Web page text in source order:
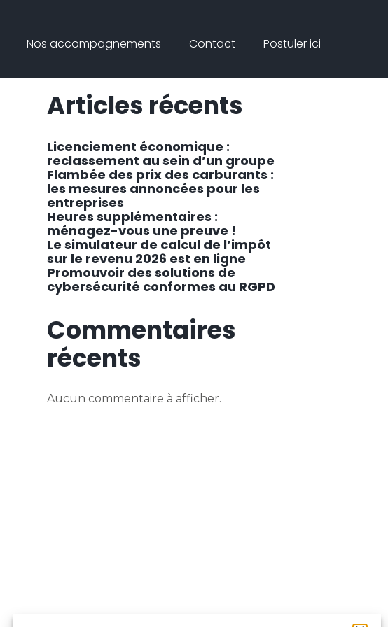
Nos accompagnements Contact Postuler ici
Blog
sidebar
Articles récents
Licenciement économique :
reclassement au sein d’un groupe
Flambée des prix des carburants :
les mesures annoncées pour les
entreprises
Heures supplémentaires :
ménagez-vous une preuve !
Le simulateur de calcul de l’impôt
sur le revenu 2026 est en ligne
Promouvoir des solutions de
cybersécurité conformes au RGPD
Commentaires
récents
Aucun commentaire à afficher.